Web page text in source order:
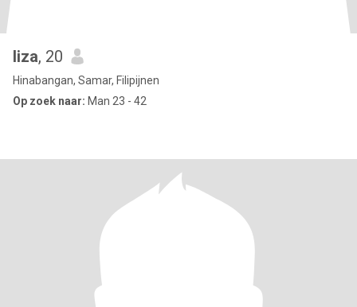
liza, 20
Hinabangan, Samar, Filipijnen
Op zoek naar: Man 23 - 42